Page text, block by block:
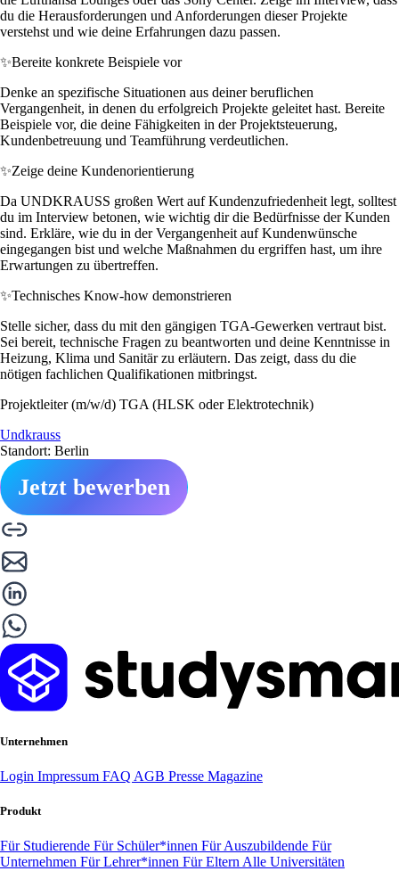
du die Herausforderungen und Anforderungen dieser Projekte
verstehst und wie deine Erfahrungen dazu passen.
✨Bereite konkrete Beispiele vor
Denke an spezifische Situationen aus deiner beruflichen
Vergangenheit, in denen du erfolgreich Projekte geleitet hast. Bereite
Beispiele vor, die deine Fähigkeiten in der Projektsteuerung,
Kundenbetreuung und Teamführung verdeutlichen.
✨Zeige deine Kundenorientierung
Da UNDKRAUSS großen Wert auf Kundenzufriedenheit legt, solltest
du im Interview betonen, wie wichtig dir die Bedürfnisse der Kunden
sind. Erkläre, wie du in der Vergangenheit auf Kundenwünsche
eingegangen bist und welche Maßnahmen du ergriffen hast, um ihre
Erwartungen zu übertreffen.
✨Technisches Know-how demonstrieren
Stelle sicher, dass du mit den gängigen TGA-Gewerken vertraut bist.
Sei bereit, technische Fragen zu beantworten und deine Kenntnisse in
Heizung, Klima und Sanitär zu erläutern. Das zeigt, dass du die
nötigen fachlichen Qualifikationen mitbringst.
Projektleiter (m/w/d) TGA (HLSK oder Elektrotechnik)
Undkrauss
Standort: Berlin
Jetzt bewerben
Unternehmen
Login Impressum FAQ AGB Presse Magazine
Produkt
Für Studierende Für Schüler*innen Für Auszubildende Für
Unternehmen Für Lehrer*innen Für Eltern Alle Universitäten